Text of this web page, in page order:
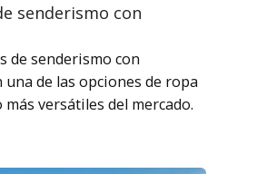
senderismo con
de senderismo con
una de las opciones de ropa
versátiles del mercado.